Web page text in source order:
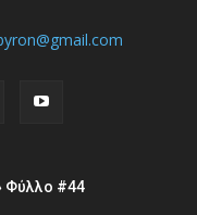
Φύλλο #44